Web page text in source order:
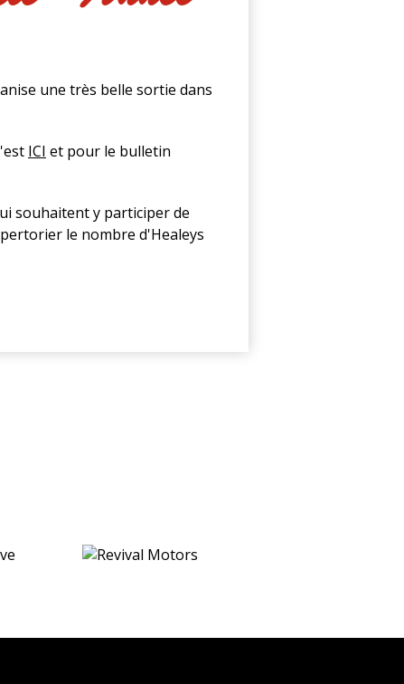
une très belle sortie dans
ICI et pour le bulletin
souhaitent y participer de
le nombre d'Healeys